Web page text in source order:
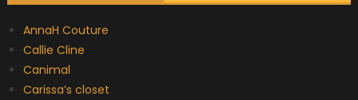
AnnaH Couture
Callie Cline
Canimal
Carissa’s closet